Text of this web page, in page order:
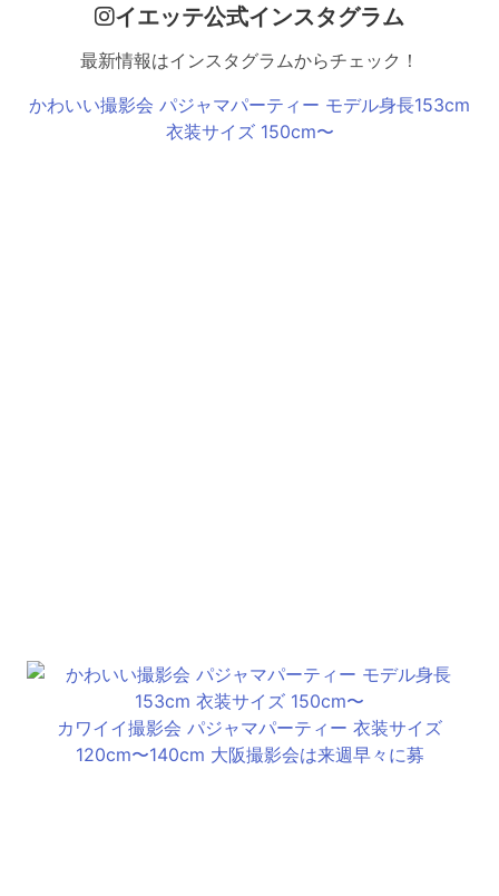
イエッテ公式インスタグラム
最新情報はインスタグラムからチェック！
かわいい撮影会 パジャマパーティー モデル身長153cm
衣装サイズ 150cm〜
カワイイ撮影会 パジャマパーティー 衣装サイズ
120cm〜140cm 大阪撮影会は来週早々に募